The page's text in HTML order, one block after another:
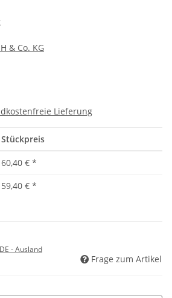
& Co. KG
Lieferung
Stückpreis
60,40 € *
59,40 € *
- Ausland
Frage zum Artikel